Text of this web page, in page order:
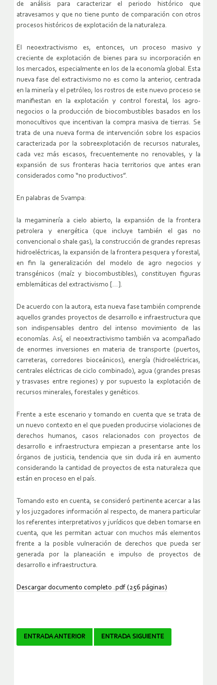
de análisis para caracterizar el periodo histórico que
atravesamos y que no tiene punto de comparación con otros
procesos históricos de explotación de la naturaleza.
El neoextractivismo es, entonces, un proceso masivo y
creciente de explotación de bienes para su incorporación en
los mercados, especialmente en los de la economía global. Esta
nueva fase del extractivismo no es como la anterior, centrada
en la minería y el petróleo; los rostros de este nuevo proceso se
manifiestan en la explotación y control forestal, los agro-
negocios o la producción de biocombustibles basados en los
monocultivos que incentivan la compra masiva de tierras. Se
trata de una nueva forma de intervención sobre los espacios
caracterizada por la sobreexplotación de recursos naturales,
cada vez más escasos, frecuentemente no renovables, y la
expansión de sus fronteras hacia territorios que antes eran
considerados como “no productivos”.
En palabras de Svampa:
la megaminería a cielo abierto, la expansión de la frontera
petrolera y energética (que incluye también el gas no
convencional o shale gas), la construcción de grandes represas
hidroeléctricas, la expansión de la frontera pesquera y forestal,
en fin la generalización del modelo de agro negocios y
transgénicos (maíz y biocombustibles), constituyen figuras
emblemáticas del extractivismo […].
De acuerdo con la autora, esta nueva fase también comprende
aquellos grandes proyectos de desarrollo e infraestructura que
son indispensables dentro del intenso movimiento de las
economías. Así, el neoextractivismo también va acompañado
de enormes inversiones en materia de transporte (puertos,
carreteras, corredores bioceánicos), energía (hidroeléctricas,
centrales eléctricas de ciclo combinado), agua (grandes presas
y trasvases entre regiones) y por supuesto la explotación de
recursos minerales, forestales y genéticos.
Frente a este escenario y tomando en cuenta que se trata de
un nuevo contexto en el que pueden producirse violaciones de
derechos humanos, casos relacionados con proyectos de
desarrollo e infraestructura empiezan a presentarse ante los
órganos de justicia, tendencia que sin duda irá en aumento
considerando la cantidad de proyectos de esta naturaleza que
están en proceso en el país.
Tomando esto en cuenta, se consideró pertinente acercar a las
y los juzgadores información al respecto, de manera particular
los referentes interpretativos y jurídicos que deben tomarse en
cuenta, que les permitan actuar con muchos más elementos
frente a la posible vulneración de derechos que pueda ser
generada por la planeación e impulso de proyectos de
desarrollo e infraestructura.
Descargar documento completo .pdf (256 páginas)
Navegador
ENTRADA ANTERIOR ENTRADA SIGUIENTE